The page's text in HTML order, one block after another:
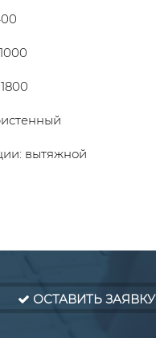
вытяжной
ОСТАВИТЬ ЗАЯВКУ